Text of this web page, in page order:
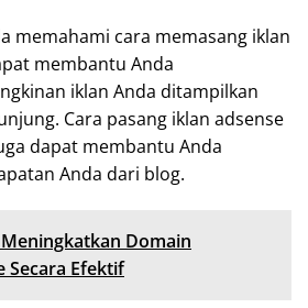
memahami cara memasang iklan
membantu Anda
iklan Anda ditampilkan
Cara pasang iklan adsense
dapat membantu Anda
Anda dari blog.
Domain
Secara Efektif